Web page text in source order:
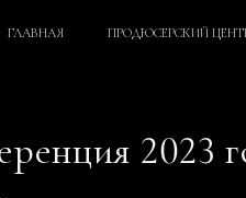
ГЛАВНАЯ ПРОДЮСЕРСКИЙ
2023